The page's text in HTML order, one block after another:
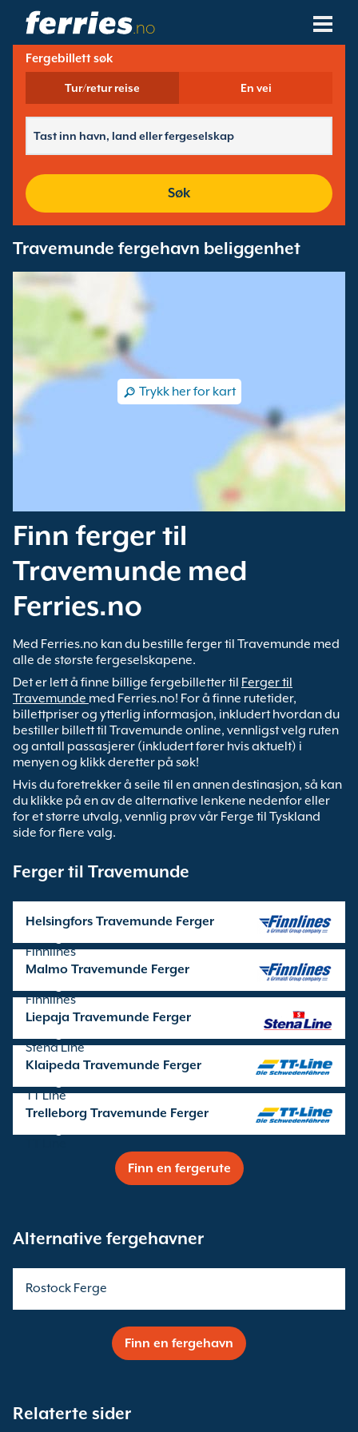
.no
Fergeselskaper
Ferge Destinasjoner
Fergehavner
Fergebillett søk
Tur/retur reise En vei
Søk
Travemunde fergehavn beliggenhet
Trykk her for kart
Finn ferger til
Travemunde med
Ferries.no
Med Ferries.no kan du bestille ferger til Travemunde med
alle de største fergeselskapene.
Det er lett å finne billige fergebilletter til Ferger til
Travemunde med Ferries.no! For å finne rutetider,
billettpriser og ytterlig informasjon, inkludert hvordan du
bestiller billett til Travemunde online, vennligst velg ruten
og antall passasjerer (inkludert fører hvis aktuelt) i
menyen og klikk deretter på søk!
Hvis du foretrekker å seile til en annen destinasjon, så kan
du klikke på en av de alternative lenkene nedenfor eller
for et større utvalg, vennlig prøv vår Ferge til Tyskland
side for flere valg.
Ferger til Travemunde
Helsingfors Travemunde Ferger
Finnlines
Malmo Travemunde Ferger
Finnlines
Liepaja Travemunde Ferger
Stena Line
Klaipeda Travemunde Ferger
TT Line
Trelleborg Travemunde Ferger
Finn en fergerute
Alternative fergehavner
Rostock Ferge
Finn en fergehavn
Relaterte sider